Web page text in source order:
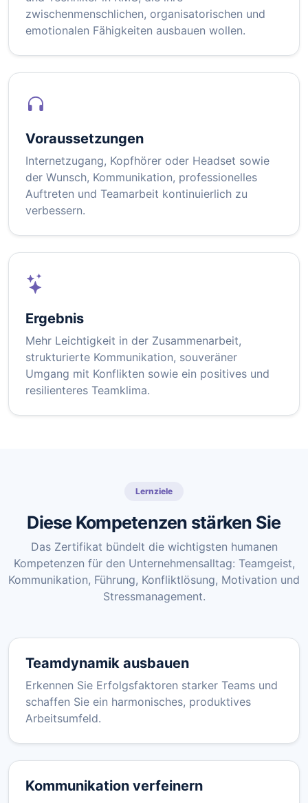
zwischenmenschlichen, organisatorischen und
emotionalen Fähigkeiten ausbauen wollen.
Voraussetzungen
Internetzugang, Kopfhörer oder Headset sowie
der Wunsch, Kommunikation, professionelles
Auftreten und Teamarbeit kontinuierlich zu
verbessern.
Ergebnis
Mehr Leichtigkeit in der Zusammenarbeit,
strukturierte Kommunikation, souveräner
Umgang mit Konflikten sowie ein positives und
resilienteres Teamklima.
Lernziele
Diese Kompetenzen stärken Sie
Das Zertifikat bündelt die wichtigsten humanen
Kompetenzen für den Unternehmensalltag: Teamgeist,
Kommunikation, Führung, Konfliktlösung, Motivation und
Stressmanagement.
Teamdynamik ausbauen
Erkennen Sie Erfolgsfaktoren starker Teams und
schaffen Sie ein harmonisches, produktives
Arbeitsumfeld.
Kommunikation verfeinern